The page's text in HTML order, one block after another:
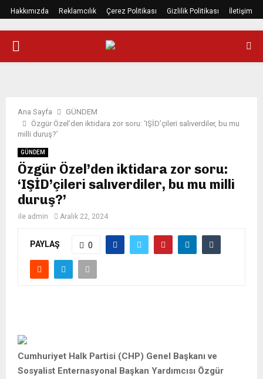
Hakkımızda Reklamcılık Çerez Politikası Gizlilik Politikası İletişim
PRIMARY
Ana Sayfa
GÜNDEM
Özgür Özel’den iktidara zor soru: ‘IŞİD’çileri salıverdiler, bu mu
milli duruş?’
GÜNDEM
Özgür Özel’den iktidara zor soru:
‘IŞİD’çileri salıverdiler, bu mu milli
duruş?’
ile admin Aralık 22, 2024
PAYLAŞ 0
Cumhuriyet Halk Partisi (CHP) Genel Başkanı ve
Sosyalist Enternasyonal Başkan Yardımcısı Özgür